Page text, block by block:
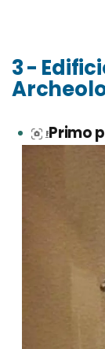
3 -
Foto di
Primo